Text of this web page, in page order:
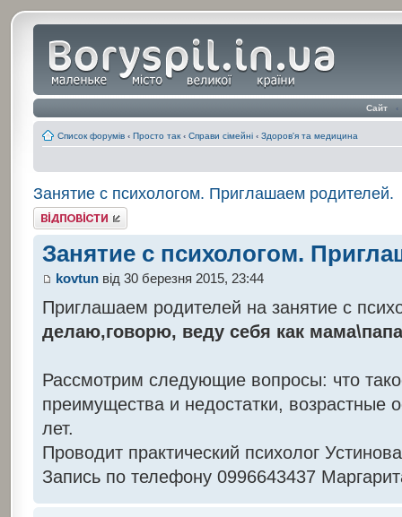
Сайт ‹
Список форумів ‹ Просто так ‹ Справи сімейні ‹ Здоров'я та медицина
Занятие с психологом. Приглашаем родителей.
Відповісти
Занятие с психологом.
kovtunвід 30 березня 2015, 23:44
Приглашаем родителей на занятие с
делаю,говорю, веду себя как
Рассмотрим следующие вопросы: что
преимущества и недостатки, возрастные
лет.
Проводит практический психолог
Запись по телефону 0996643437